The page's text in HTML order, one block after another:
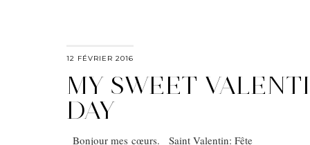
12 FÉVRIER 2016
MY SWEET
DAY
Bonjour mes cœurs. Saint Valentin: Fête